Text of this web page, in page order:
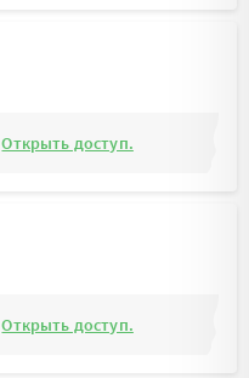
Открыть доступ.
Открыть доступ.